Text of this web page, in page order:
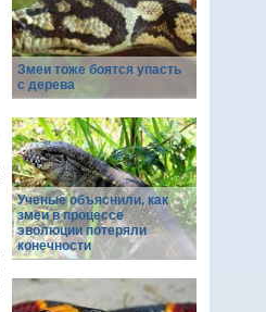
Змеи тоже боятся упасть
с дерева
Ученые объяснили, как
змеи в процессе
эволюции потеряли
конечности